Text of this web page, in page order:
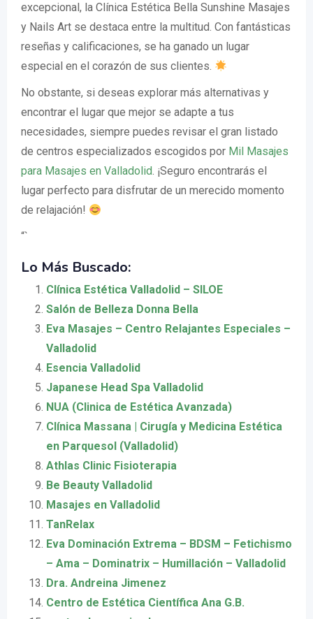
excepcional, la Clínica Estética Bella Sunshine Masajes
y Nails Art se destaca entre la multitud. Con fantásticas
reseñas y calificaciones, se ha ganado un lugar
especial en el corazón de sus clientes.
No obstante, si deseas explorar más alternativas y
encontrar el lugar que mejor se adapte a tus
necesidades, siempre puedes revisar el gran listado
de centros especializados escogidos por Mil Masajes
para Masajes en Valladolid. ¡Seguro encontrarás el
lugar perfecto para disfrutar de un merecido momento
de relajación!
“`
Lo Más Buscado:
Clínica Estética Valladolid – SILOE
Salón de Belleza Donna Bella
Eva Masajes – Centro Relajantes Especiales –
Valladolid
Esencia Valladolid
Japanese Head Spa Valladolid
NUA (Clinica de Estética Avanzada)
Clínica Massana | Cirugía y Medicina Estética
en Parquesol (Valladolid)
Athlas Clinic Fisioterapia
Be Beauty Valladolid
Masajes en Valladolid
TanRelax
Eva Dominación Extrema – BDSM – Fetichismo
– Ama – Dominatrix – Humillación – Valladolid
Dra. Andreina Jimenez
Centro de Estética Científica Ana G.B.